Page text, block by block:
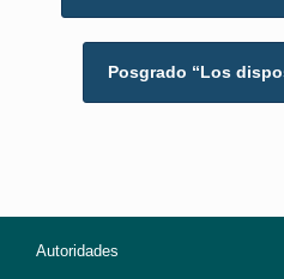
Posgrado “Los
Autoridades